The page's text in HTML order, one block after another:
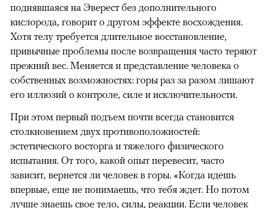
поднявшаяся на Эверест без дополнительного
кислорода, говорит о другом эффекте восхождения.
Хотя телу требуется длительное восстановление,
привычные проблемы после возвращения часто теряют
прежний вес. Меняется и представление человека о
собственных возможностях: горы раз за разом лишают
его иллюзий о контроле, силе и исключительности.
При этом первый подъем почти всегда становится
столкновением двух противоположностей:
эстетического восторга и тяжелого физического
испытания. От того, какой опыт перевесит, часто
зависит, вернется ли человек в горы. «Когда идешь
впервые, еще не понимаешь, что тебя ждет. Но потом
лучше знаешь свое тело, силы, реакции. Если человек